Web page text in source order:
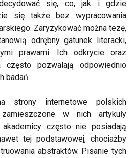
się, co, jak i gdzie
się także bez wypracowania
Zaryzykować można tezę,
odrębny gatunek literacki,
prawami. Ich odkrycie oraz
często pozwalają odpowiednio
badań.
strony internetowe polskich
w nich artykuły
często nie posiadają
tej podstawowej, chociażby
abstraktów. Pisanie tych